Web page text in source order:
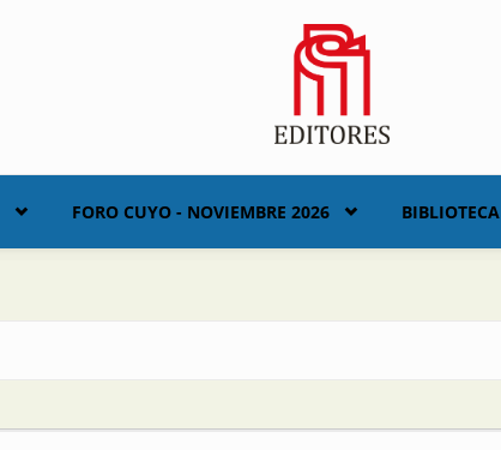
FORO CUYO - NOVIEMBRE 2026 BIBLIOTECA